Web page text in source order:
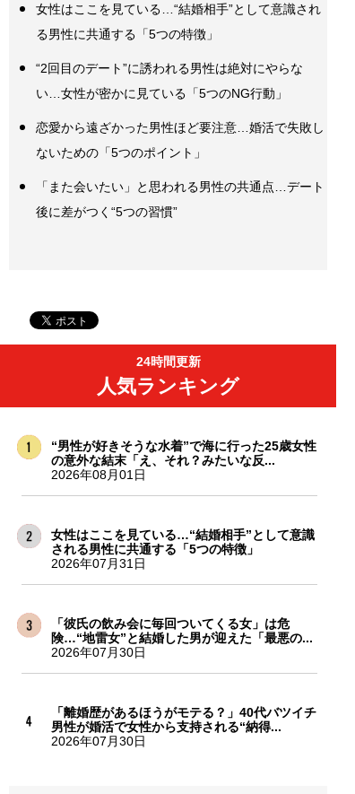
女性はここを見ている…“結婚相手”として意識され
る男性に共通する「5つの特徴」
“2回目のデート”に誘われる男性は絶対にやらな
い…女性が密かに見ている「5つのNG行動」
恋愛から遠ざかった男性ほど要注意…婚活で失敗し
ないための「5つのポイント」
「また会いたい」と思われる男性の共通点…デート
後に差がつく“5つの習慣”
24時間更新
人気ランキング
“男性が好きそうな水着”で海に行った25歳女性
の意外な結末「え、それ？みたいな反...
2026年08月01日
女性はここを見ている…“結婚相手”として意識
される男性に共通する「5つの特徴」
2026年07月31日
「彼氏の飲み会に毎回ついてくる女」は危
険…“地雷女”と結婚した男が迎えた「最悪の...
2026年07月30日
「離婚歴があるほうがモテる？」40代バツイチ
男性が婚活で女性から支持される“納得...
2026年07月30日